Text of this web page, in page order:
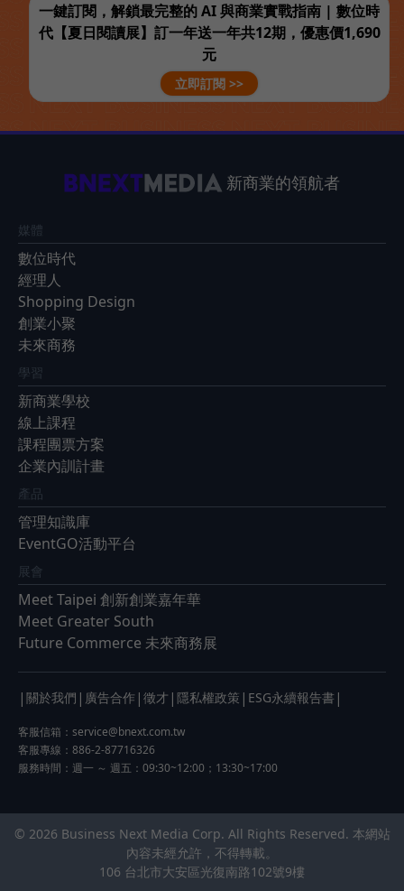
一鍵訂閱，解鎖最完整的 AI 與商業實戰指南 | 數位時
代【夏日閱讀展】訂一年送一年共12期，優惠價1,690
元
立即訂閱 >>
新商業的領航者
媒體
數位時代
經理人
Shopping Design
創業小聚
未來商務
學習
新商業學校
線上課程
課程團票方案
企業內訓計畫
產品
管理知識庫
EventGO活動平台
展會
Meet Taipei 創新創業嘉年華
Meet Greater South
Future Commerce 未來商務展
| 關於我們 | 廣告合作 | 徵才 | 隱私權政策 | ESG永續報告書 |
客服信箱： service@bnext.com.tw
客服專線：886-2-87716326
服務時間：週一 ～ 週五：09:30~12:00；13:30~17:00
© 2026 Business Next Media Corp. All Rights Reserved. 本網站
內容未經允許，不得轉載。
106 台北市大安區光復南路102號9樓